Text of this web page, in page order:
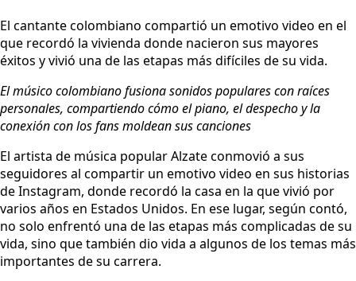
El cantante colombiano compartió un emotivo video en el
que recordó la vivienda donde nacieron sus mayores
éxitos y vivió una de las etapas más difíciles de su vida.
El músico colombiano fusiona sonidos populares con raíces
personales, compartiendo cómo el piano, el despecho y la
conexión con los fans moldean sus canciones
El artista de música popular Alzate conmovió a sus
seguidores al compartir un emotivo video en sus historias
de Instagram, donde recordó la casa en la que vivió por
varios años en Estados Unidos. En ese lugar, según contó,
no solo enfrentó una de las etapas más complicadas de su
vida, sino que también dio vida a algunos de los temas más
importantes de su carrera.